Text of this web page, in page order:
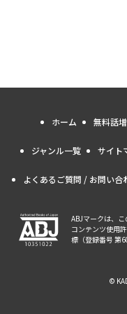
ホーム 無料話
ジャンル一覧 サイト
よくあるご質問 / お問い合
ABJマークは、
コンテンツ使用
標（登録番号 第
©